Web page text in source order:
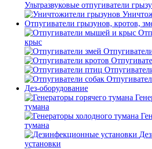
Ультразвуковые отпугиватели
Отпугиватели грызунов, кротов,
крыс
Дез-оборудование
тумана
тумана
установки